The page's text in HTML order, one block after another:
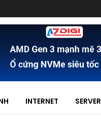
INTERNET SERVER